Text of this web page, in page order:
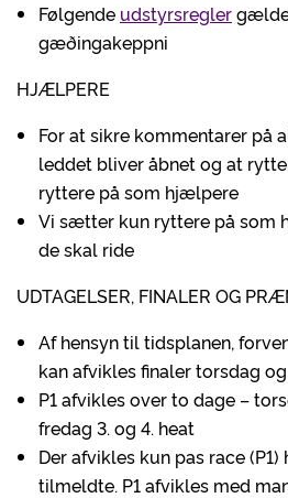
Følgende udstyrsregler
gæðingakeppni
HJÆLPERE
For at sikre kommentarer på
leddet bliver åbnet og at
ryttere på som hjælpere
Vi sætter kun ryttere på som
de skal ride
UDTAGELSER, FINALER OG
Af hensyn til tidsplanen,
kan afvikles finaler torsdag
P1 afvikles over to dage –
fredag 3. og 4. heat
Der afvikles kun pas race
tilmeldte. P1 afvikles med